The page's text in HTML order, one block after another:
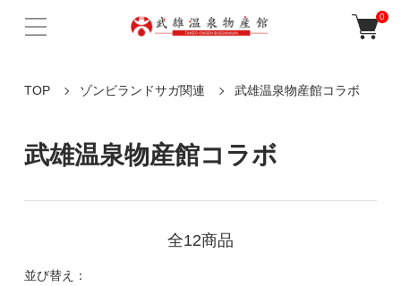
0
TOP ゾンビランドサガ関連 武雄温泉物産館コラボ
武雄温泉物産館コラボ
全12商品
並び替え：